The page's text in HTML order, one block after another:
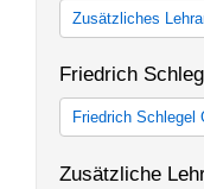
M.A. Sprachen
Zusätzliches
Friedrich
Friedrich Schlegel
Graduate
Zusätzliche